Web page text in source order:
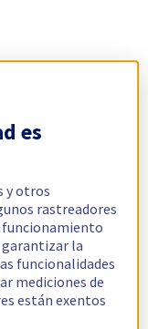
es
y otros
rastreadores
funcionamiento
la
funcionalidades
mediciones de
están exentos